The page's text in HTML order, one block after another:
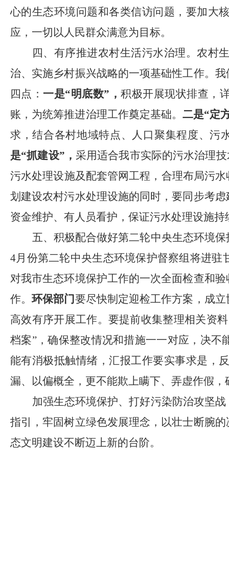
心的生态环境问题和各类信访问题，要加大
应，一切以人民群众满意为目标。
四、有序推进农村生活污水治理。农村
治、实施乡村振兴战略的一项基础性工作。
四点： 一是“明底数”，积极开展现状排查，
账，为统筹推进治理工作奠定基础。二是“定
求，结合各村地域特点、人口聚集程度、污
是“抓建设” ， 采用适合我市实际的污水治理
污水处理设施及配套管网工程，合理布局污
划建设农村污水处理设施的同时，要同步考
资金维护、有人员看护，保证污水处理设施
五、积极配合做好第二轮中央生态环境
4月份第二轮中央生态环境保护督察组将进
对我市生态环境保护工作的一次全面检查和
作。环保部门 要尽快制定迎检工作方案， 成立
高效有序开展工作。要提前收集整理相关资
档案”，确保整改情况和措施一一对应，决不
能有消极抵触情绪，汇报工作要实事求是，
漏、以偏概全，更不能欺上瞒下、弄虚作假
加强生态环境保护、打好污染防治攻坚
指引，牢固树立绿色发展理念，以壮士断腕
态文明建设不断迈上新的台阶。